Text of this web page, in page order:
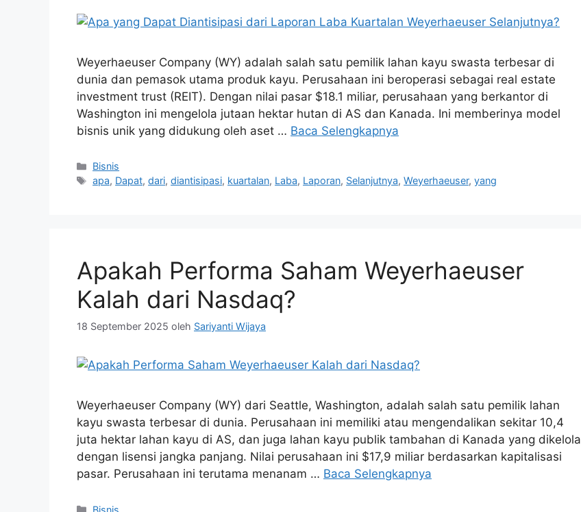
Weyerhaeuser Company (WY) adalah salah satu pemilik lahan kayu swasta terbesar di
dunia dan pemasok utama produk kayu. Perusahaan ini beroperasi sebagai real estate
investment trust (REIT). Dengan nilai pasar $18.1 miliar, perusahaan yang berkantor di
Washington ini mengelola jutaan hektar hutan di AS dan Kanada. Ini memberinya model
bisnis unik yang didukung oleh aset … Baca Selengkapnya
Kategori
Bisnis
Tag
apa, Dapat,dari,diantisipasi, kuartalan, Laba, Laporan, Selanjutnya,Weyerhaeuser,yang
Apakah Performa Saham Weyerhaeuser
Kalah dari Nasdaq?
18 September 2025 oleh Sariyanti Wijaya
Weyerhaeuser Company (WY) dari Seattle, Washington, adalah salah satu pemilik lahan
kayu swasta terbesar di dunia. Perusahaan ini memiliki atau mengendalikan sekitar 10,4
juta hektar lahan kayu di AS, dan juga lahan kayu publik tambahan di Kanada yang dikelola
dengan lisensi jangka panjang. Nilai perusahaan ini $17,9 miliar berdasarkan kapitalisasi
pasar. Perusahaan ini terutama menanam … Baca Selengkapnya
Kategori
Bisnis